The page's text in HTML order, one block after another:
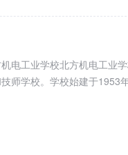
机电工业学校北方机电工
师学校。学校始建于